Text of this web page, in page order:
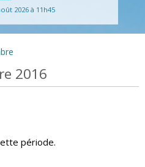
2026 à 11h45
2016
période.